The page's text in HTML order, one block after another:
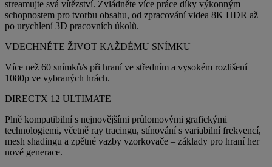
streamujte svá vítězství. Zvládněte více práce díky výkonným
schopnostem pro tvorbu obsahu, od zpracování videa 8K HDR až
po urychlení 3D pracovních úkolů.
VDECHNĚTE ŽIVOT KAŽDÉMU SNÍMKU
Více než 60 snímků/s při hraní ve středním a vysokém rozlišení
1080p ve vybraných hrách.
DIRECTX 12 ULTIMATE
Plně kompatibilní s nejnovějšími průlomovými grafickými
technologiemi, včetně ray tracingu, stínování s variabilní frekvencí,
mesh shadingu a zpětné vazby vzorkovače – základy pro hraní her
nové generace.